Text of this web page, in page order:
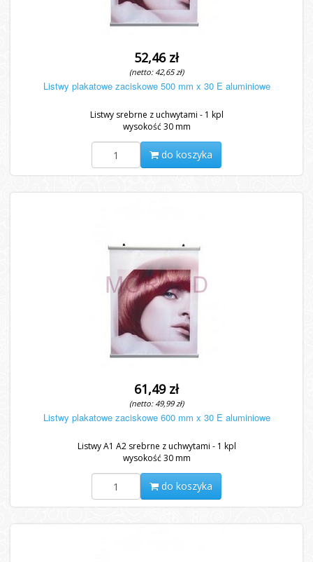
52,46 zł
(netto: 42,65 zł)
Listwy plakatowe zaciskowe 500 mm x 30 E aluminiowe
Listwy srebrne z uchwytami - 1 kpl
wysokość 30 mm
do koszyka
61,49 zł
(netto: 49,99 zł)
Listwy plakatowe zaciskowe 600 mm x 30 E aluminiowe
Listwy A1 A2 srebrne z uchwytami - 1 kpl
wysokość 30 mm
do koszyka